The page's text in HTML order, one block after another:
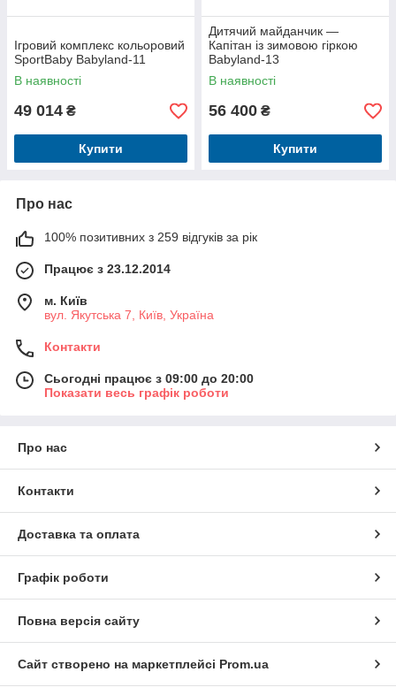
Ігровий комплекс кольоровий
SportBaby Babyland-11
В наявності
49 014 ₴
Купити
Дитячий майданчик —
Капітан із зимовою гіркою
Babyland-13
В наявності
56 400 ₴
Купити
Про нас
100% позитивних з 259 відгуків за рік
Працює з 23.12.2014
м. Київ
вул. Якутська 7, Київ, Україна
Контакти
Сьогодні працює з 09:00 до 20:00
Показати весь графік роботи
Про нас
Контакти
Доставка та оплата
Графік роботи
Повна версія сайту
Сайт створено на маркетплейсі Prom.ua